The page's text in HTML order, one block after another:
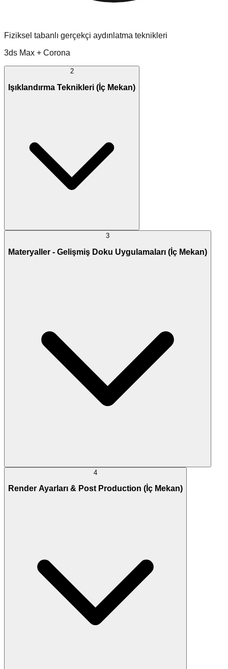
Fiziksel tabanlı gerçekçi aydınlatma teknikleri
3ds Max + Corona
2
Işıklandırma Teknikleri (İç Mekan)
3
Materyaller - Gelişmiş Doku Uygulamaları (İç Mekan)
4
Render Ayarları & Post Production (İç Mekan)